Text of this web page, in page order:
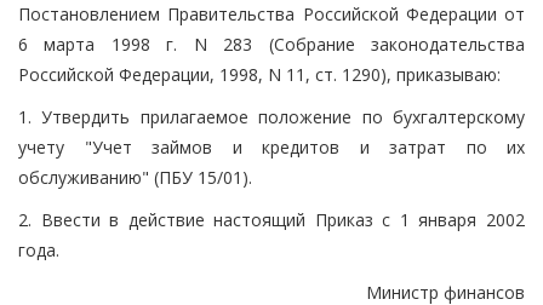
Постановлением Правительства Российской Федерации от
6 марта 1998 г. N 283 (Собрание законодательства
Российской Федерации, 1998, N 11, ст. 1290), приказываю:
1. Утвердить прилагаемое положение по бухгалтерскому
учету "Учет займов и кредитов и затрат по их
обслуживанию" (ПБУ 15/01).
2. Ввести в действие настоящий Приказ с 1 января 2002
года.
Министр финансов